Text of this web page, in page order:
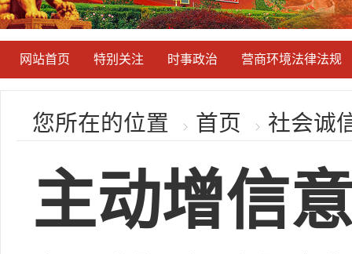
网站首页 特别关注 时事政治 营商环境法律法规
您所在的位置 首页 社会诚
主动增信